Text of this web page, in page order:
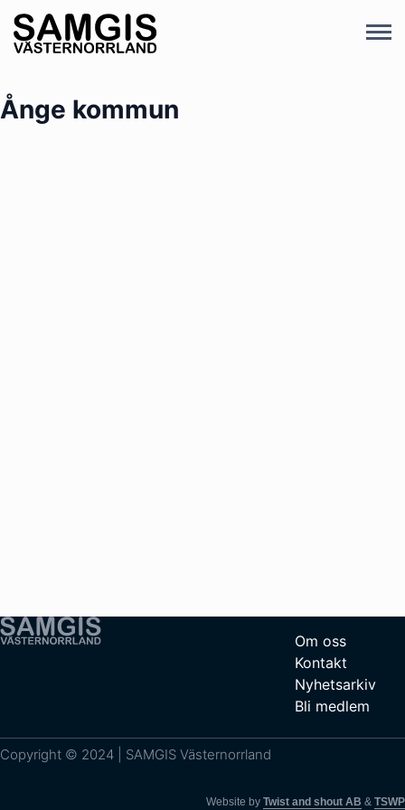
Ånge kommun
Om oss
Kontakt
Nyhetsarkiv
Bli medlem
Copyright © 2024 | SAMGIS Västernorrland
Website by Twist and shout AB & TSWP